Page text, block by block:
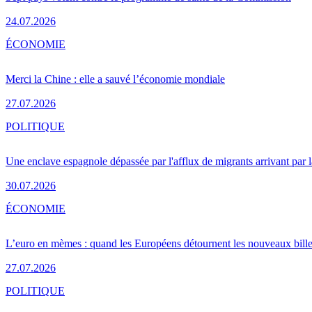
24.07.2026
Merci la Chine : elle a sauvé l’économie mondiale
27.07.2026
ÉCONOMIE
Une enclave espagnole dépassée par l'afflux de migrants arrivant par
30.07.2026
POLITIQUE
L’euro en mèmes : quand les Européens détournent les nouveaux
27.07.2026
ÉCONOMIE
POLITIQUE